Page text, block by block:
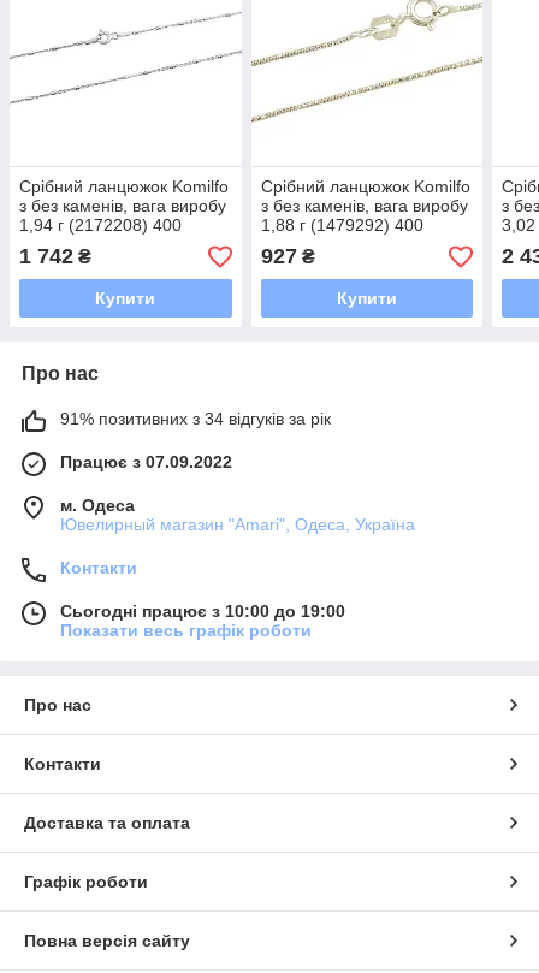
Срібний ланцюжок Komilfo
з без каменів, вага виробу
1,94 г (2172208) 400
розмір
1 742 ₴
Купити
Срібний ланцюжок Komilfo
з без каменів, вага виробу
1,88 г (1479292) 400
розмір
927₴
Купити
з
3,02
2
Про нас
91% позитивних з 34 відгуків за рік
Працює з 07.09.2022
м. Одеса
Ювелирный магазин "Amari", Одеса, Україна
Контакти
Сьогодні працює з 10:00 до 19:00
Показати весь графік роботи
Про нас
Контакти
Доставка та оплата
Графік роботи
Повна версія сайту